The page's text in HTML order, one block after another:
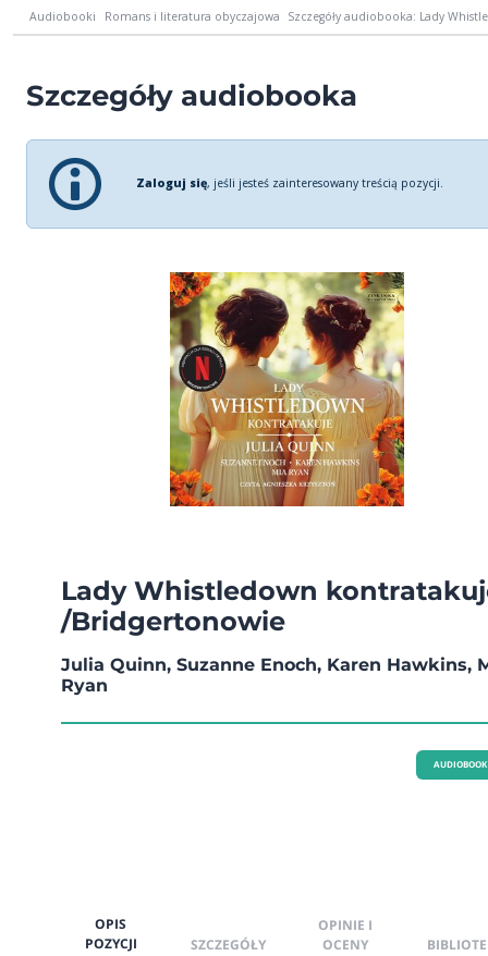
Audiobooki Romans i literatura obyczajowa Szczegóły audiobooka: Lady
Szczegóły audiobooka
Zaloguj się, jeśli jesteś zainteresowany treścią pozycji.
Lady Whistledown
/Bridgertonowie
Julia Quinn, Suzanne Enoch, Karen Hawkins,
Ryan
AUDIOBOOK
OPIS
POZYCJI
SZCZEGÓŁY
OPINIE I
OCENY